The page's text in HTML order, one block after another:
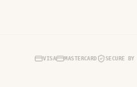
VISA MASTERCARD SECURE